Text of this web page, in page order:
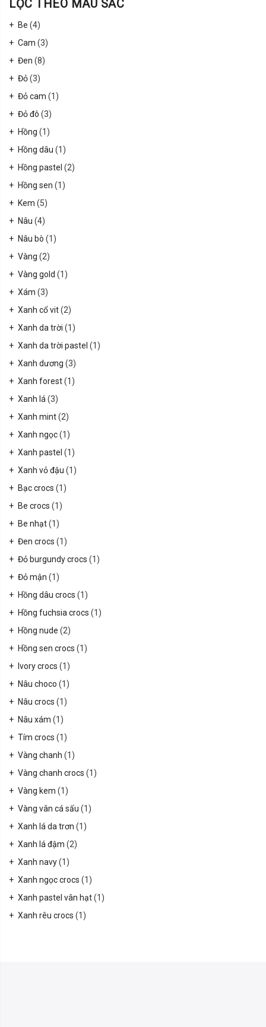
LỌC THEO MÀU SẮC
Be (4)
Cam (3)
Đen (8)
Đỏ(3)
Đỏ cam (1)
Đỏ đô (3)
Hồng (1)
Hồng dâu (1)
Hồng pastel (2)
Hồng sen (1)
Kem (5)
Nâu (4)
Nâu bò (1)
Vàng (2)
Vàng gold (1)
Xám (3)
Xanh cổ vit(2)
Xanh da trời (1)
Xanh da trời pastel (1)
Xanh dương (3)
Xanh forest(1)
Xanh lá (3)
Xanh mint(2)
Xanh ngọc(1)
Xanh pastel (1)
Xanh vỏ đậu (1)
Bạc crocs (1)
Be crocs (1)
Be nhạt(1)
Đen crocs (1)
Đỏ burgundy crocs (1)
Đỏ mận (1)
Hồng dâu crocs (1)
Hồng fuchsia crocs (1)
Hồng nude (2)
Hồng sen crocs (1)
Ivory crocs (1)
Nâu choco (1)
Nâu crocs (1)
Nâu xám (1)
Tím crocs (1)
Vàng chanh (1)
Vàng chanh crocs (1)
Vàng kem (1)
Vàng vân cá sấu (1)
Xanh lá da trơn (1)
Xanh lá đậm (2)
Xanh navy(1)
Xanh ngọc crocs (1)
Xanh pastel vân hạt(1)
Xanh rêu crocs (1)